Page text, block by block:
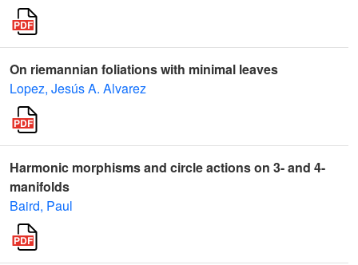
On riemannian foliations with minimal leaves
Lopez, Jesús A. Alvarez
Harmonic morphisms and circle actions on 3- and 4-
manifolds
Baird, Paul